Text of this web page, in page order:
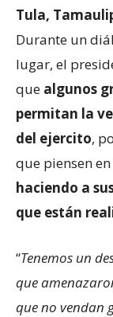
Tula,
Durante un
lugar, el
que algunos
permitan la
del ejercito,
que piensen en
haciendo a
que están
“Tenemos un
que
que no vendan